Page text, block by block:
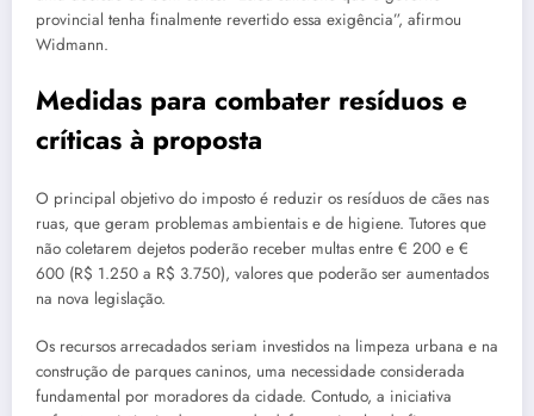
provincial tenha finalmente revertido essa exigência”, afirmou
Widmann.
Medidas para combater resíduos e
críticas à proposta
O principal objetivo do imposto é reduzir os resíduos de cães nas
ruas, que geram problemas ambientais e de higiene. Tutores que
não coletarem dejetos poderão receber multas entre € 200 e €
600 (R$ 1.250 a R$ 3.750), valores que poderão ser aumentados
na nova legislação.
Os recursos arrecadados seriam investidos na limpeza urbana e na
construção de parques caninos, uma necessidade considerada
fundamental por moradores da cidade. Contudo, a iniciativa